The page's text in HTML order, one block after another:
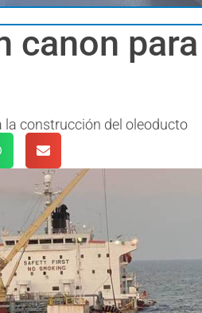
canon
la construcción del oleoducto